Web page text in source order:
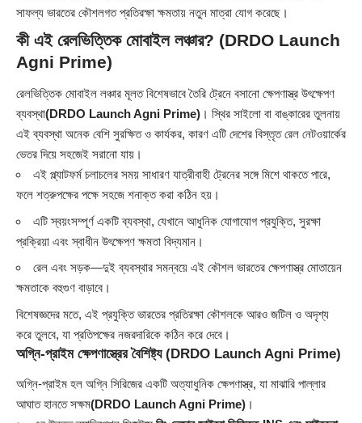
সাফল্য ভারতের কৌশলগত প্রতিরক্ষা ক্ষমতায় নতুন মাত্রা যোগ করেছে।
কী এই রেলভিত্তিক মোবাইল লঞ্চার? (DRDO Launch
Agni Prime)
রেলভিত্তিক মোবাইল লঞ্চার মূলত বিশেষভাবে তৈরি ট্রেনে বসানো ক্ষেপণাস্ত্র উৎক্ষেপণ
ব্যবস্থা(DRDO Launch Agni Prime) । স্থির সাইলো বা বাঙ্কারের তুলনায়
এই ব্যবস্থা অনেক বেশি সুরক্ষিত ও কার্যকর, কারণ এটি দেশের বিস্তৃত রেল নেটওয়ার্কের
ভেতর দিয়ে সহজেই সরানো যায়।
এই প্ল্যাটফর্ম চলাচলের সময় সাধারণ যাত্রীবাহী ট্রেনের সঙ্গে মিশে থাকতে পারে,
ফলে শত্রুপক্ষের পক্ষে সহজে শনাক্ত করা কঠিন হয়।
এটি স্বয়ংসম্পূর্ণ একটি ব্যবস্থা, যেখানে আধুনিক যোগাযোগ প্রযুক্তি, সুরক্ষা
প্রক্রিয়া এবং স্বাধীন উৎক্ষেপণ ক্ষমতা বিদ্যমান।
রেল এবং সড়ক—দুই ব্যবস্থার সমন্বয়ে এই কৌশল ভারতের ক্ষেপণাস্ত্র মোতায়েন
ক্ষমতাকে বহুগুণ বাড়াবে।
বিশেষজ্ঞদের মতে, এই প্রযুক্তি ভারতের প্রতিরক্ষা কৌশলকে আরও জটিল ও অদৃশ্য
করে তুলবে, যা প্রতিপক্ষের নজরদারিকে কঠিন করে দেবে।
অগ্নি-প্রাইম ক্ষেপণাস্ত্রের বৈশিষ্ট্য (DRDO Launch Agni Prime)
অগ্নি-প্রাইম হল অগ্নি সিরিজের একটি অত্যাধুনিক ক্ষেপণাস্ত্র, যা মাঝারি পাল্লার
আঘাত হানতে সক্ষম(DRDO Launch Agni Prime) ।